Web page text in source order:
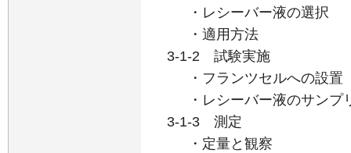
・レシーバー液の選択
・適用方法
3-1-2 試験実施
・フランツセルへの設置
・レシーバー液のサンプ
3-1-3 測定
・定量と観察